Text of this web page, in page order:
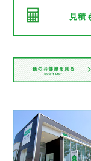
見積